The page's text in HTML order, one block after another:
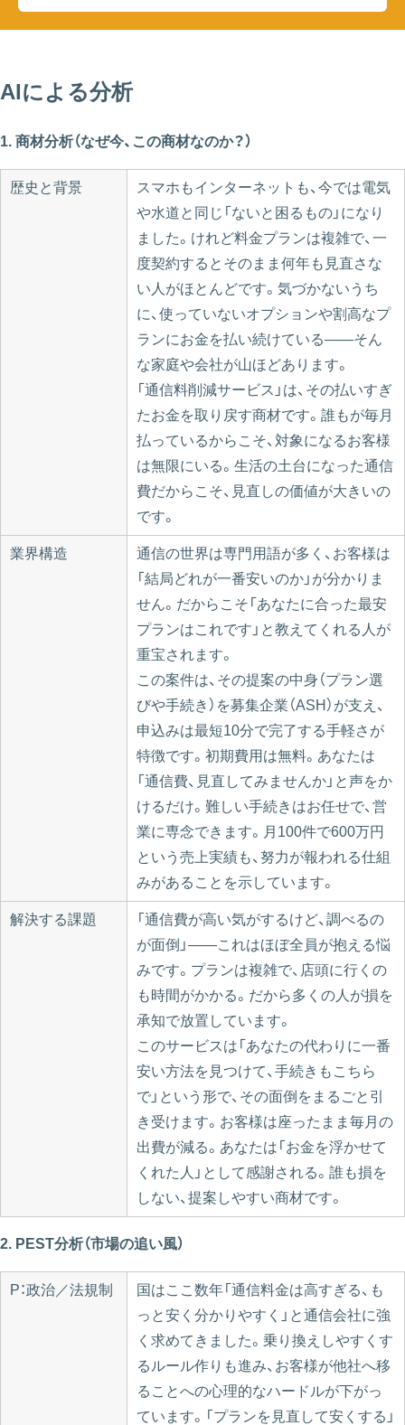
AIによる分析
1. 商材分析（なぜ今、この商材なのか？）
歴史と背景
スマホもインターネットも、今では電気
や水道と同じ「ないと困るもの」になり
ました。けれど料金プランは複雑で、一
度契約するとそのまま何年も見直さな
い人がほとんどです。気づかないうち
に、使っていないオプションや割高なプ
ランにお金を払い続けている——そん
な家庭や会社が山ほどあります。
「通信料削減サービス」は、その払いすぎ
たお金を取り戻す商材です。誰もが毎月
払っているからこそ、対象になるお客様
は無限にいる。生活の土台になった通信
費だからこそ、見直しの価値が大きいの
です。
業界構造
通信の世界は専門用語が多く、お客様は
「結局どれが一番安いのか」が分かりま
せん。だからこそ「あなたに合った最安
プランはこれです」と教えてくれる人が
重宝されます。
この案件は、その提案の中身（プラン選
びや手続き）を募集企業（ASH）が支え、
申込みは最短10分で完了する手軽さが
特徴です。初期費用は無料。あなたは
「通信費、見直してみませんか」と声をか
けるだけ。難しい手続きはお任せで、営
業に専念できます。月100件で600万円
という売上実績も、努力が報われる仕組
みがあることを示しています。
解決する課題
「通信費が高い気がするけど、調べるの
が面倒」——これはほぼ全員が抱える悩
みです。プランは複雑で、店頭に行くの
も時間がかかる。だから多くの人が損を
承知で放置しています。
このサービスは「あなたの代わりに一番
安い方法を見つけて、手続きもこちら
で」という形で、その面倒をまるごと引
き受けます。お客様は座ったまま毎月の
出費が減る。あなたは「お金を浮かせて
くれた人」として感謝される。誰も損を
しない、提案しやすい商材です。
2. PEST分析（市場の追い風）
P：政治／法規制
国はここ数年「通信料金は高すぎる、も
っと安く分かりやすく」と通信会社に強
く求めてきました。乗り換えしやすくす
るルール作りも進み、お客様が他社へ移
ることへの心理的なハードルが下がっ
ています。「プランを見直して安くする」